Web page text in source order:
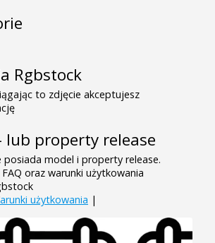
Rgbstock
to zdjęcie akceptujesz
lub property release
posiada model i property release.
oraz warunki użytkowania
użytkowania |